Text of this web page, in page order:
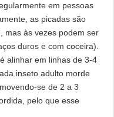
em pessoas
as picadas são
mas às vezes podem ser
duros e com coceira).
alinhar em linhas de 3-4
inseto adulto morde
se de 2 a 3
pelo que esse